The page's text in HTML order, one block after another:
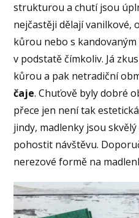
strukturou a chutí jsou
nejčastěji dělají vanilkové,
kůrou nebo s
v podstatě čímkoliv. Já
kůrou a pak netradiční
čaje. Chuťově byly dobré
přece jen není tak
jindy, madlenky jsou
pohostit návštěvu.
nerezové formě na